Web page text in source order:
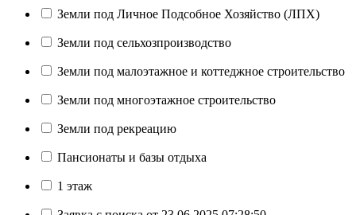
Земли под Личное Подсобное Хозяйство (ЛПХ)
Земли под сельхозпроизводство
Земли под малоэтажное и коттеджное строительство
Земли под многоэтажное строительство
Земли под рекреацию
Пансионаты и базы отдыха
1 этаж